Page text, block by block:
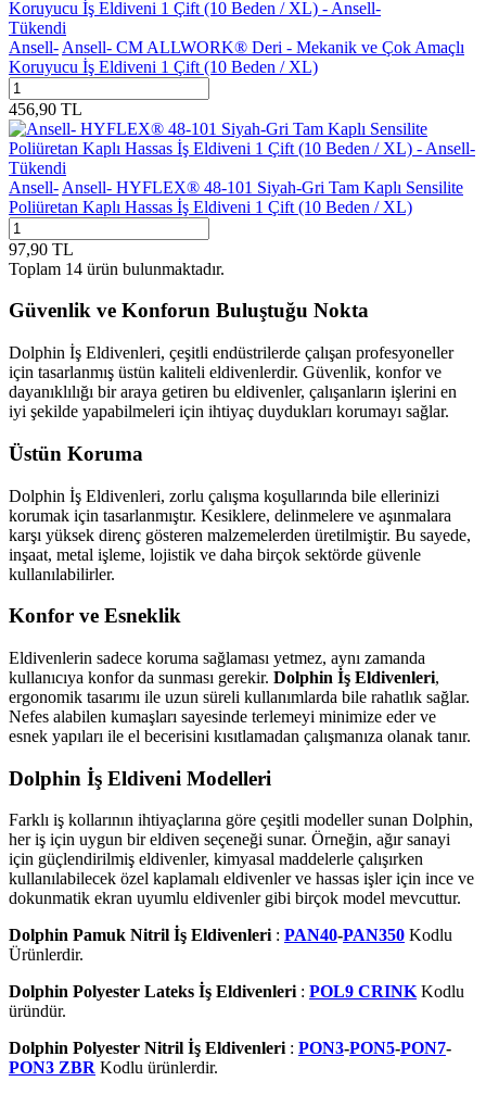
Tükendi
Ansell- Ansell- CM ALLWORK® Deri - Mekanik ve Çok Amaçlı
Koruyucu İş Eldiveni 1 Çift (10 Beden / XL)
456,90 TL
Tükendi
Ansell- Ansell- HYFLEX® 48-101 Siyah-Gri Tam Kaplı Sensilite
Poliüretan Kaplı Hassas İş Eldiveni 1 Çift (10 Beden / XL)
97,90 TL
Toplam 14 ürün bulunmaktadır.
Güvenlik ve Konforun Buluştuğu Nokta
Dolphin İş Eldivenleri, çeşitli endüstrilerde çalışan profesyoneller
için tasarlanmış üstün kaliteli eldivenlerdir. Güvenlik, konfor ve
dayanıklılığı bir araya getiren bu eldivenler, çalışanların işlerini en
iyi şekilde yapabilmeleri için ihtiyaç duydukları korumayı sağlar.
Üstün Koruma
Dolphin İş Eldivenleri, zorlu çalışma koşullarında bile ellerinizi
korumak için tasarlanmıştır. Kesiklere, delinmelere ve aşınmalara
karşı yüksek direnç gösteren malzemelerden üretilmiştir. Bu sayede,
inşaat, metal işleme, lojistik ve daha birçok sektörde güvenle
kullanılabilirler.
Konfor ve Esneklik
Eldivenlerin sadece koruma sağlaması yetmez, aynı zamanda
kullanıcıya konfor da sunması gerekir. Dolphin İş Eldivenleri,
ergonomik tasarımı ile uzun süreli kullanımlarda bile rahatlık sağlar.
Nefes alabilen kumaşları sayesinde terlemeyi minimize eder ve
esnek yapıları ile el becerisini kısıtlamadan çalışmanıza olanak tanır.
Dolphin İş Eldiveni Modelleri
Farklı iş kollarının ihtiyaçlarına göre çeşitli modeller sunan Dolphin,
her iş için uygun bir eldiven seçeneği sunar. Örneğin, ağır sanayi
için güçlendirilmiş eldivenler, kimyasal maddelerle çalışırken
kullanılabilecek özel kaplamalı eldivenler ve hassas işler için ince ve
dokunmatik ekran uyumlu eldivenler gibi birçok model mevcuttur.
Dolphin Pamuk Nitril İş Eldivenleri : PAN40-PAN350 Kodlu
Ürünlerdir.
Dolphin Polyester Lateks İş Eldivenleri : POL9 CRINK Kodlu
üründür.
Dolphin Polyester Nitril İş Eldivenleri : PON3-PON5-PON7-
PON3 ZBR Kodlu ürünlerdir.